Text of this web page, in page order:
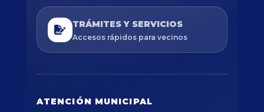
TRÁMITES Y SERVICIOS
Accesos rápidos para vecinos
ATENCIÓN MUNICIPAL